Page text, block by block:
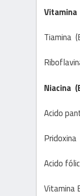
Vitamina
Tiamina
Niacina
Acido
Pridoxina
Acido
Vitamina